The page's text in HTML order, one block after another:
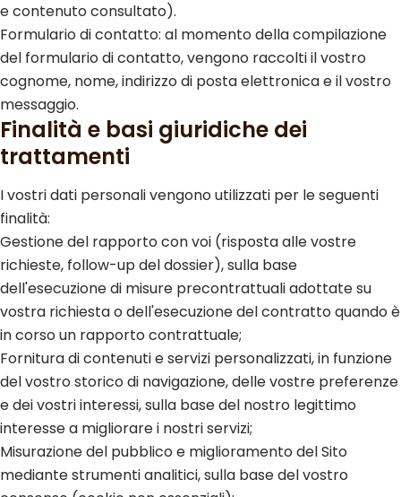
e contenuto consultato).
Formulario di contatto: al momento della compilazione
del formulario di contatto, vengono raccolti il vostro
cognome, nome, indirizzo di posta elettronica e il vostro
messaggio.
Finalità e basi giuridiche dei
trattamenti
I vostri dati personali vengono utilizzati per le seguenti
finalità:
Gestione del rapporto con voi (risposta alle vostre
richieste, follow-up del dossier), sulla base
dell'esecuzione di misure precontrattuali adottate su
vostra richiesta o dell'esecuzione del contratto quando è
in corso un rapporto contrattuale;
Fornitura di contenuti e servizi personalizzati, in funzione
del vostro storico di navigazione, delle vostre preferenze
e dei vostri interessi, sulla base del nostro legittimo
interesse a migliorare i nostri servizi;
Misurazione del pubblico e miglioramento del Sito
mediante strumenti analitici, sulla base del vostro